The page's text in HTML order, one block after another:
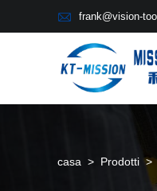
 frank@vision-
casa > Prodotti >